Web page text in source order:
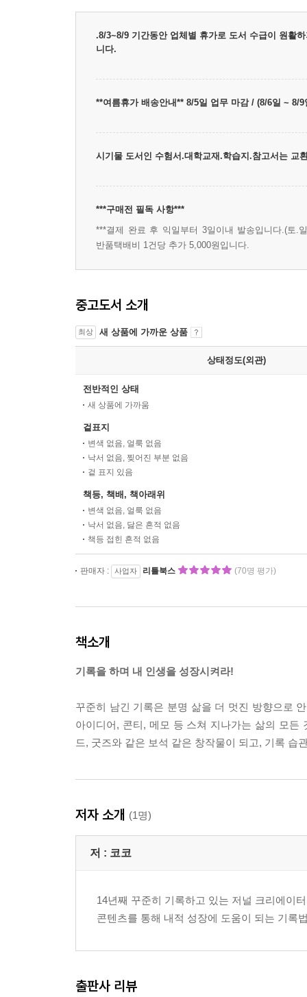
.8/3~8/9 기간동안 업체별 휴가로 도서 수급이 원활
니다.
**여름휴가 배송안내** 8/5일 업무 마감 / (8/6일 ~ 8/
시기물 도서인 수험서.대학교재.학습지.참고서는 교
***구매전 필독 사항***
***결제 완료 후 익일부터 3일이내 발송입니다.(토.
반품택배비 1건당 추가 5,000원입니다.
중고도서 소개
최상 새 상품에 가까운 상품
상태정도(외관)
전반적인 상태
새 상품에 가까움
겉표지
변색 없음, 얼룩 없음
낙서 없음, 찢어진 부분 없음
겉 표지 있음
책등, 책배, 책아래위
변색 없음, 얼룩 없음
낙서 없음, 닳은 흔적 없음
책등 접힌 흔적 없음
판매자 : 사업자 리틀북스 (70명 평가)
책소개
기록을 하며 내 인생을 성장시켜라!
꾸준히 남긴 기록은 분명 삶을 더 멋진 방향으로
아이디어, 콘티, 메모 등 스쳐 지나가는 삶의 모
드, 굿즈와 같은 보석 같은 창작물이 되고, 기록 습
저자 소개 (1명)
저 : 코코
14년째 꾸준히 기록하고 있는 저널 크리에이
콘텐츠를 통해 내적 성장에 도움이 되는 기록
출판사 리뷰